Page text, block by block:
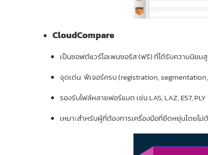
CloudCompare
เป็นซอฟต์แวร์โอเพนซอร์ส (ฟรี) ที่ได้รับความนิย
จุดเด่น: ฟีเจอร์ครบ (registration,
รองรับไฟล์หลายฟอร์แมต เช่น LAS, LAZ, E57,
เหมาะสำหรับผู้ที่ต้องการเครื่องมือที่ยืดหยุ่นโดยไม่